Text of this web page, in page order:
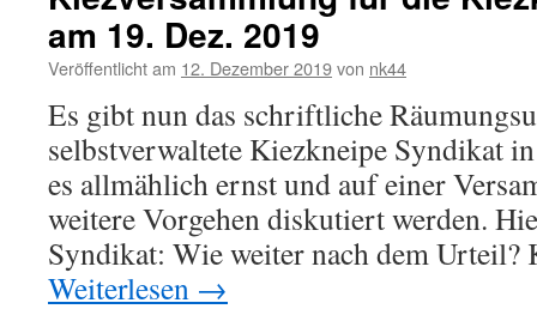
am 19. Dez. 2019
Veröffentlicht am 12. Dezember 2019von nk44
Es gibt nun das schriftliche
selbstverwaltete Kiezkneipe Syndikat
es allmählich ernst und auf einer
weitere Vorgehen diskutiert werden.
Syndikat: Wie weiter nach dem
Weiterlesen →